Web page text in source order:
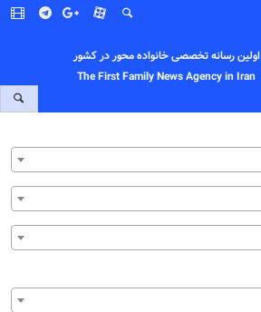
اولین رسانه تخصصی خانواده محور در کشور
The First Family News Agency in Iran